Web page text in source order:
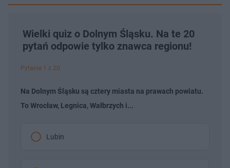
Wielki quiz o Dolnym Śląsku. Na te 20
pytań odpowie tylko znawca regionu!
Pytanie 1 z 20
Na Dolnym Śląsku są cztery miasta na prawach powiatu.
To Wrocław, Legnica, Wałbrzych i...
Lubin